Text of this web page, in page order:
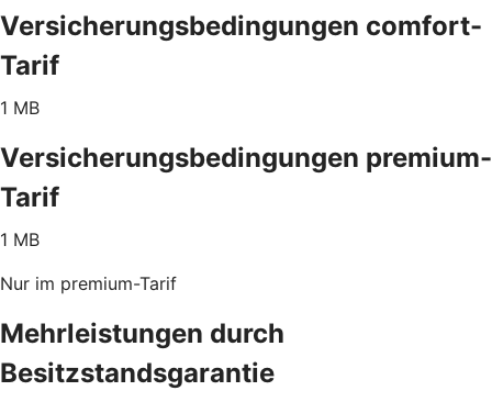
Versicherungsbedingungen comfort-
Tarif
1 MB
Versicherungsbedingungen premium-
Tarif
1 MB
Nur im premium-Tarif
Mehrleistungen durch
Besitzstandsgarantie